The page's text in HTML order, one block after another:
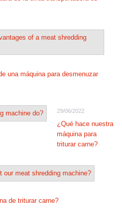
una máquina para desmenuzar
29/06/2022
¿Qué hace nuestra
máquina para
triturar carne?
de triturar carne?